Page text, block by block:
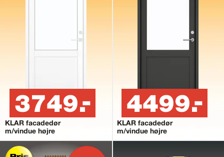
3749.-
KLAR facadedør
m/vindue højre
4499.-
KLAR facadedør
m/vindue højre